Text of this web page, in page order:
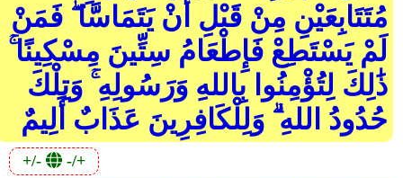
مُتَتَابِعَيْنِ مِنْ قَبْلِ أَنْ يَتَمَاسَّا ۖ فَمَنْ
لَمْ يَسْتَطِعْ فَإِطْعَامُ سِتِّينَ مِسْكِينًا ۚ
ذَٰلِكَ لِتُؤْمِنُوا بِاللهِ وَرَسُولِهِ ۚ وَتِلْكَ
حُدُودُ اللهِ ۗ وَلِلْكَافِرِينَ عَذَابٌ أَلِيمٌ
+/- -/+